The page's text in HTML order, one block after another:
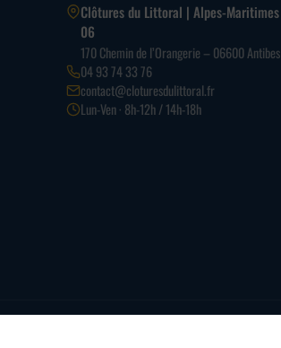
Clôtures du Littoral | Alpes-Maritimes
06
170 Chemin de l’Orangerie – 06600 Antibes
04 93 74 33 76
contact@cloturesdulittoral.fr
Lun-Ven · 8h-12h / 14h-18h